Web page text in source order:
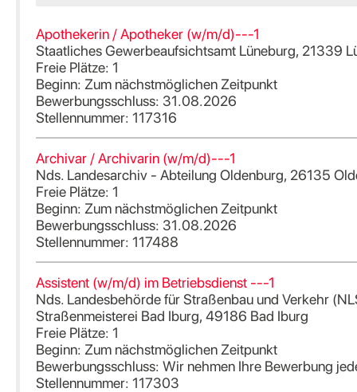
Apothekerin / Apotheker (w/m/d)---1
Staatliches Gewerbeaufsichtsamt Lüneburg, 21339
Freie Plätze: 1
Beginn: Zum nächstmöglichen Zeitpunkt
Bewerbungsschluss: 31.08.2026
Stellennummer: 117316
Archivar / Archivarin (w/m/d)---1
Nds. Landesarchiv - Abteilung Oldenburg, 26135
Freie Plätze: 1
Beginn: Zum nächstmöglichen Zeitpunkt
Bewerbungsschluss: 31.08.2026
Stellennummer: 117488
Assistent (w/m/d) im Betriebsdienst ---1
Nds. Landesbehörde für Straßenbau und Verkehr
Straßenmeisterei Bad Iburg, 49186 Bad Iburg
Freie Plätze: 1
Beginn: Zum nächstmöglichen Zeitpunkt
Bewerbungsschluss: Wir nehmen Ihre Bewerbung
Stellennummer: 117303